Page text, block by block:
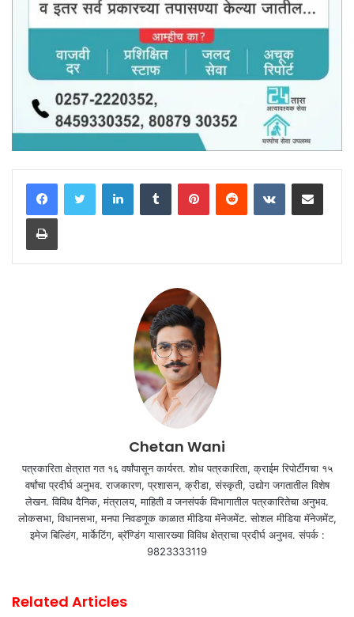
LinkedInTumblr PinterestReddit VKontakteShare via Email
Print
Chetan Wani
पत्रकारिता क्षेत्रात गत १६ वर्षांपासून कार्यरत. शोध पत्रकारिता, क्राईम रिपोर्टींगचा १५
वर्षांचा प्रदीर्घ अनुभव. राजकारण, प्रशासन, क्रीडा, संस्कृती, उद्योग जगतातील विशेष
लेखन. विविध दैनिक, मंत्रालय, माहिती व जनसंपर्क विभागातील पत्रकारितेचा अनुभव.
लोकसभा, विधानसभा, मनपा निवडणूक काळात मीडिया मॅनेजमेंट. सोशल मीडिया मॅनेजमेंट,
इमेज बिल्डिंग, मार्केटिंग, ब्रॅण्डिंग यासारख्या विविध क्षेत्राचा प्रदीर्घ अनुभव. संपर्क :
9823333119
Related Articles